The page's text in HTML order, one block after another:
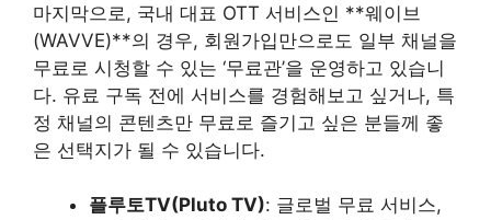
마지막으로, 국내 대표 OTT 서비스인 **웨이브
(WAVVE)**의 경우, 회원가입만으로도 일부 채널을
무료로 시청할 수 있는 ‘무료관’을 운영하고 있습니
다. 유료 구독 전에 서비스를 경험해보고 싶거나, 특
정 채널의 콘텐츠만 무료로 즐기고 싶은 분들께 좋
은 선택지가 될 수 있습니다.
플루토TV(Pluto TV): 글로벌 무료 서비스,